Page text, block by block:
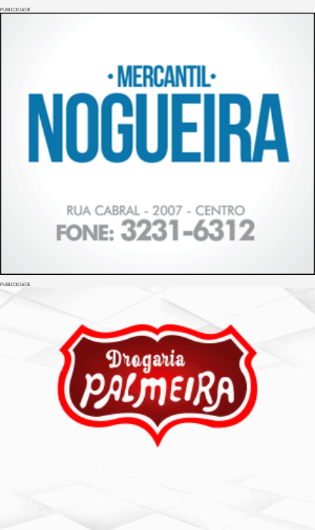
PUBLICIDADE
PUBLICIDADE